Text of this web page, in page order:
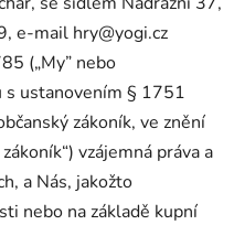
e-mail hry@yogi.cz
(„My” nebo
s ustanovením § 1751
zákoník, ve znění
“) vzájemná práva a
a Nás, jakožto
nebo na základě kupní